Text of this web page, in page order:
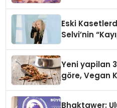
Eski
Selvi’nin
Yeni yapilan
göre, Vegan
Bhaktawer: